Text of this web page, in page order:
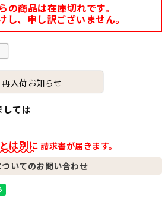
の商品は在庫切れです。
し、申し訳ございません。
再入荷お知らせ
しては
は別に 請求書が届きます。
いてのお問い合わせ